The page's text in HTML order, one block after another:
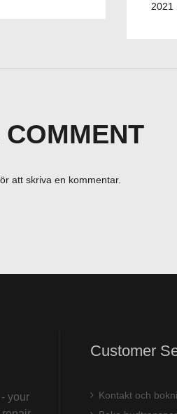
2021
att skriva en kommentar.
your
Customer
Kontakt och